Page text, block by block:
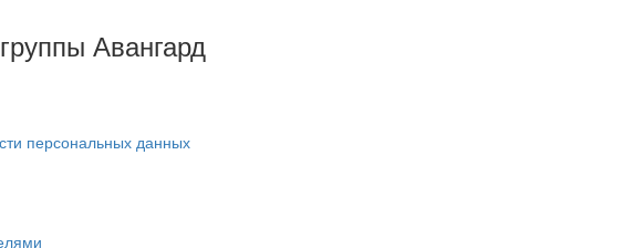
Авангард
персональных данных